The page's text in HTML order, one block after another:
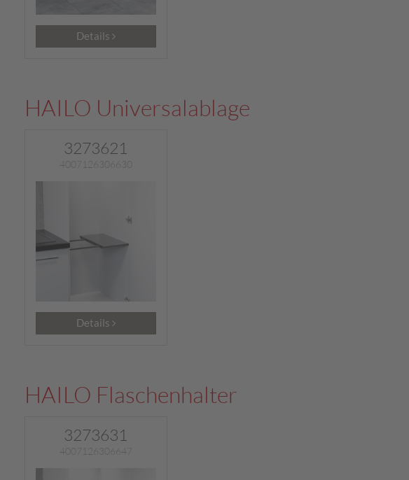
Details
HAILO Universalablage
3273621
4007126306630
Details
HAILO Flaschenhalter
3273631
4007126306647